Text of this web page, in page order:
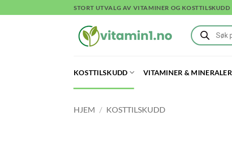
to
STORT UTVALG AV VITAMINER OG KOSTTILSKUDD
Products
search
KOSTTILSKUDD VITAMINER & MINERALER
HJEM / KOSTTILSKUDD